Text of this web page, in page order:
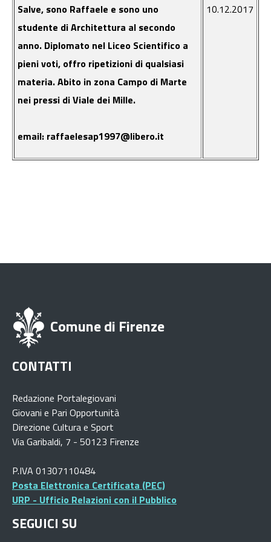
Salve, sono Raffaele e sono uno
studente di Architettura al secondo
anno. Diplomato nel Liceo Scientifico a
pieni voti, offro ripetizioni di qualsiasi
materia. Abito in zona Campo di Marte
nei pressi di Viale dei Mille.
email: raffaelesap1997@libero.it
10.12.2017
Comune di Firenze
CONTATTI
Redazione Portalegiovani
Giovani e Pari Opportunità
Direzione Cultura e Sport
Via Garibaldi, 7 - 50123 Firenze
P.IVA 01307110484
Posta Elettronica Certificata (PEC)
URP - Ufficio Relazioni con il Pubblico
SEGUICI SU